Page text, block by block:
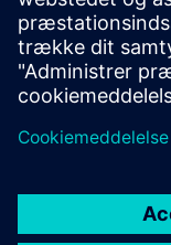
Din anmodning